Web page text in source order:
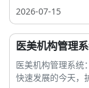
2026-07-15
医美机构管理
医美机构管理系统
快速发展的今天，